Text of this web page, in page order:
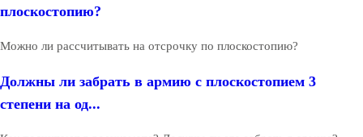
плоскостопию?
Можно ли рассчитывать на отсрочку по плоскостопию?
Должны ли забрать в армию с плоскостопием 3
степени на од...